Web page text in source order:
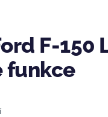
F-150
funkce